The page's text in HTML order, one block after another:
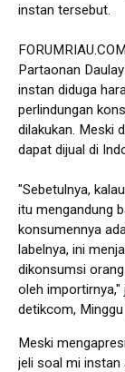
instan tersebut.
Partaonan
instan diduga
perlindungan
dilakukan. Meski
dapat dijual di
"Sebetulnya,
itu mengandung
konsumennya
labelnya, ini
dikonsumsi
oleh importirnya,"
detikcom,
Meski
jeli soal mi instan